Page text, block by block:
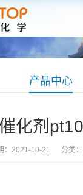
产品中心
催化剂
：2021-10-21 分类：